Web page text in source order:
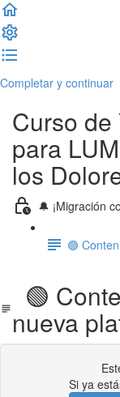
Completar y continuar
Curso de
para
los
🔔 ¡Migración
🟢
🟢
nueva
Si ya